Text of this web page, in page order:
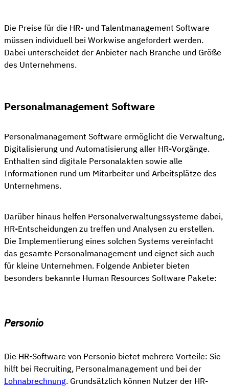
Die Preise für die HR- und Talentmanagement Software
müssen individuell bei Workwise angefordert werden.
Dabei unterscheidet der Anbieter nach Branche und Größe
des Unternehmens.
Personalmanagement Software
Personalmanagement Software ermöglicht die Verwaltung,
Digitalisierung und Automatisierung aller HR-Vorgänge.
Enthalten sind digitale Personalakten sowie alle
Informationen rund um Mitarbeiter und Arbeitsplätze des
Unternehmens.
Darüber hinaus helfen Personalverwaltungssysteme dabei,
HR-Entscheidungen zu treffen und Analysen zu erstellen.
Die Implementierung eines solchen Systems vereinfacht
das gesamte Personalmanagement und eignet sich auch
für kleine Unternehmen. Folgende Anbieter bieten
besonders bekannte Human Resources Software Pakete:
Personio
Die HR-Software von Personio bietet mehrere Vorteile: Sie
hilft bei Recruiting, Personalmanagement und bei der
Lohnabrechnung. Grundsätzlich können Nutzer der HR-